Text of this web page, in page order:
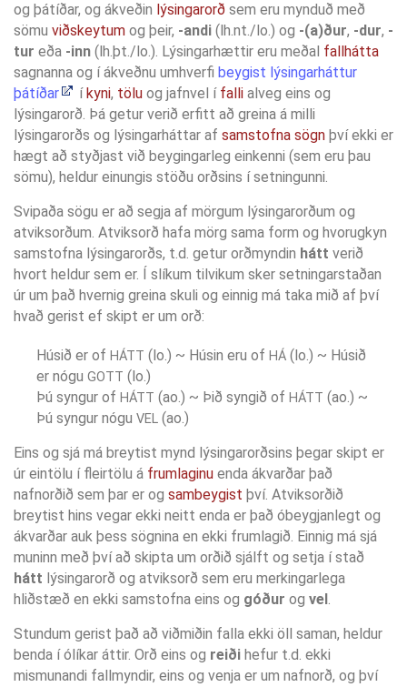
og þátíðar, og ákveðin lýsingarorð sem eru mynduð með
sömu viðskeytum og þeir, -andi (lh.nt./lo.) og -(a)ður, -dur, -
tur eða -inn (lh.þt./lo.). Lýsingarhættir eru meðal fallhátta
sagnanna og í ákveðnu umhverfi beygist lýsingarháttur
þátíðar
íkyni, tölu og jafnvel í falli alveg eins og
lýsingarorð. Þá getur verið erfitt að greina á milli
lýsingarorðs og lýsingarháttar af samstofna sögn því ekki er
hægt að styðjast við beygingarleg einkenni (sem eru þau
sömu), heldur einungis stöðu orðsins í setningunni.
Svipaða sögu er að segja af mörgum lýsingarorðum og
atviksorðum. Atviksorð hafa mörg sama form og hvorugkyn
samstofna lýsingarorðs, t.d. getur orðmyndin hátt verið
hvort heldur sem er. Í slíkum tilvikum sker setningarstaðan
úr um það hvernig greina skuli og einnig má taka mið af því
hvað gerist ef skipt er um orð:
Húsið er of HÁTT (lo.) ~ Húsin eru of HÁ (lo.) ~ Húsið
er nógu GOTT (lo.)
Þú syngur of HÁTT (ao.) ~ Þið syngið of HÁTT (ao.) ~
Þú syngur nógu VEL (ao.)
Eins og sjá má breytist mynd lýsingarorðsins þegar skipt er
úr eintölu í fleirtölu á frumlaginu enda ákvarðar það
nafnorðið sem þar er og sambeygist því. Atviksorðið
breytist hins vegar ekki neitt enda er það óbeygjanlegt og
ákvarðar auk þess sögnina en ekki frumlagið. Einnig má sjá
muninn með því að skipta um orðið sjálft og setja í stað
hátt lýsingarorð og atviksorð sem eru merkingarlega
hliðstæð en ekki samstofna eins og góður og vel.
Stundum gerist það að viðmiðin falla ekki öll saman, heldur
benda í ólíkar áttir. Orð eins og reiði hefur t.d. ekki
mismunandi fallmyndir, eins og venja er um nafnorð, og því